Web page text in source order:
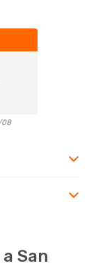
08
San